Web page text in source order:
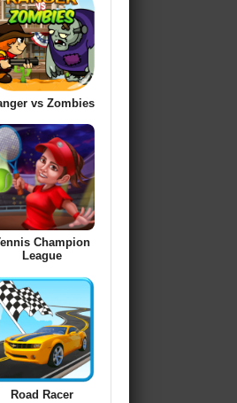
vs Zombies
Champion
League
Road Racer